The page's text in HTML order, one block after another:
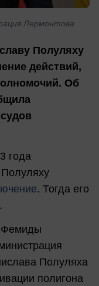
Лермонтова
Полуляху
действий,
Об
года
. Тогда его
Фемиды
Полуляха
полигона